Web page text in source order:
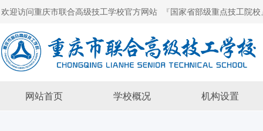
欢迎访问重庆市联合高级技工学校官方网站 『国家省部级重点技工院校
网站首页 学校概况 机构设置